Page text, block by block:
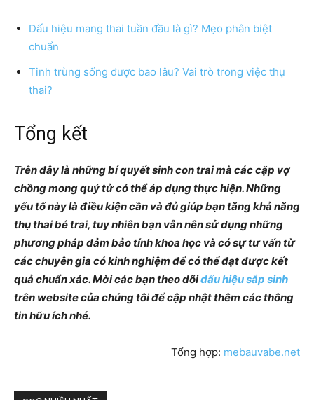
Dấu hiệu mang thai tuần đầu là gì? Mẹo phân biệt
chuẩn
Tinh trùng sống được bao lâu? Vai trò trong việc thụ
thai?
Tổng kết
Trên đây là những bí quyết sinh con trai mà các cặp vợ
chồng mong quý tử có thể áp dụng thực hiện. Những
yếu tố này là điều kiện cần và đủ giúp bạn tăng khả năng
thụ thai bé trai, tuy nhiên bạn vẫn nên sử dụng những
phương pháp đảm bảo tính khoa học và có sự tư vấn từ
các chuyên gia có kinh nghiệm để có thể đạt được kết
quả chuẩn xác. Mời các bạn theo dõidấu hiệu sắp sinh
trên website của chúng tôi để cập nhật thêm các thông
tin hữu ích nhé.
Tổng hợp: mebauvabe.net